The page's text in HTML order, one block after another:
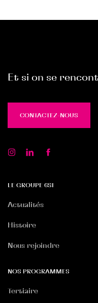
Et si on se
CONTACTEZ-NOUS
LE GROUPE 6SI
Actualités
Histoire
Nous rejoindre
NOS PROGRAMMES
Tertiaire